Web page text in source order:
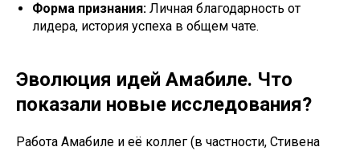
Форма признания: Личная благодарность от
лидера, история успеха в общем чате.
Эволюция идей Амабиле. Что
показали новые исследования?
Работа Амабиле и её коллег (в частности, Стивена